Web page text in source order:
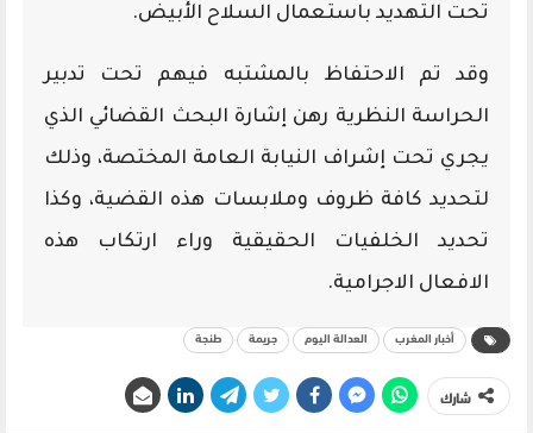
تحت التهديد باستعمال السلاح الأبيض.
وقد تم الاحتفاظ بالمشتبه فيهم تحت تدبير
الحراسة النظرية رهن إشارة البحث القضائي الذي
يجري تحت إشراف النيابة العامة المختصة، وذلك
لتحديد كافة ظروف وملابسات هذه القضية، وكذا
تحديد الخلفيات الحقيقية وراء ارتكاب هذه
الافعال الاجرامية.
أخبار المغرب العدالة اليوم جريمة طنجة
شارك